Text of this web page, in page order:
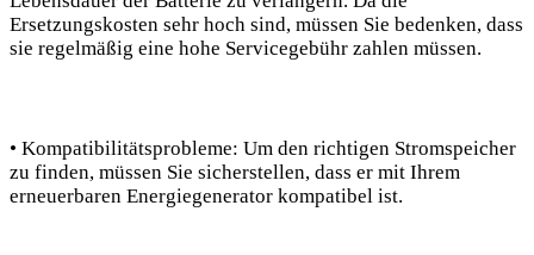
Ersetzungskosten sehr hoch sind, müssen Sie bedenken, dass
sie regelmäßig eine hohe Servicegebühr zahlen müssen.
• Kompatibilitätsprobleme: Um den richtigen Stromspeicher
zu finden, müssen Sie sicherstellen, dass er mit Ihrem
erneuerbaren Energiegenerator kompatibel ist.